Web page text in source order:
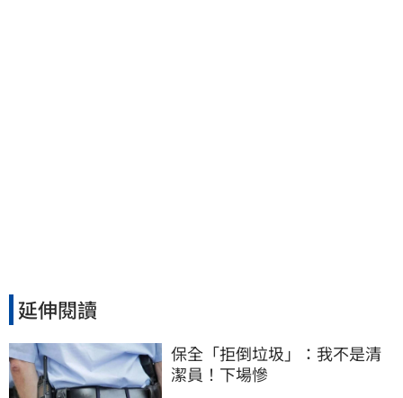
延伸閱讀
保全「拒倒垃圾」：我不是清
潔員！下場慘